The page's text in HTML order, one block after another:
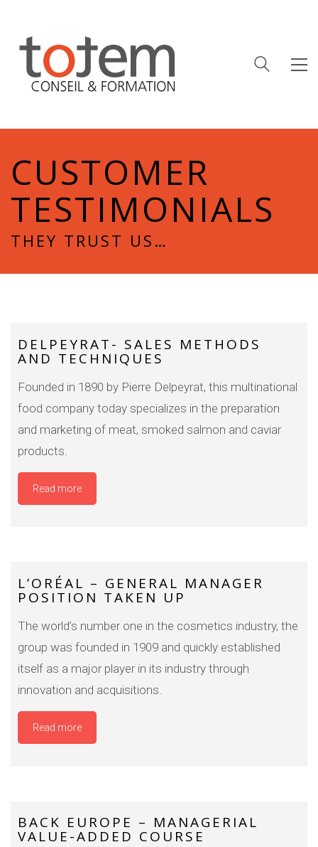
CUSTOMER
TESTIMONIALS
THEY TRUST US…
DELPEYRAT- SALES METHODS
AND TECHNIQUES
Founded in 1890 by Pierre Delpeyrat, this multinational
food company today specializes in the preparation
and marketing of meat, smoked salmon and caviar
products.
Read more
L’ORÉAL – GENERAL MANAGER
POSITION TAKEN UP
The world’s number one in the cosmetics industry, the
group was founded in 1909 and quickly established
itself as a major player in its industry through
innovation and acquisitions.
Read more
BACK EUROPE – MANAGERIAL
VALUE-ADDED COURSE